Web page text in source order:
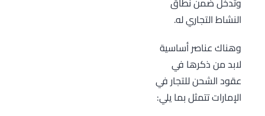
النشاط التجاري له.
وهناك عناصر أساسية
لابد من ذكرها في
عقود الشحن للتجار في
الإمارات تتمثل بما يلي: